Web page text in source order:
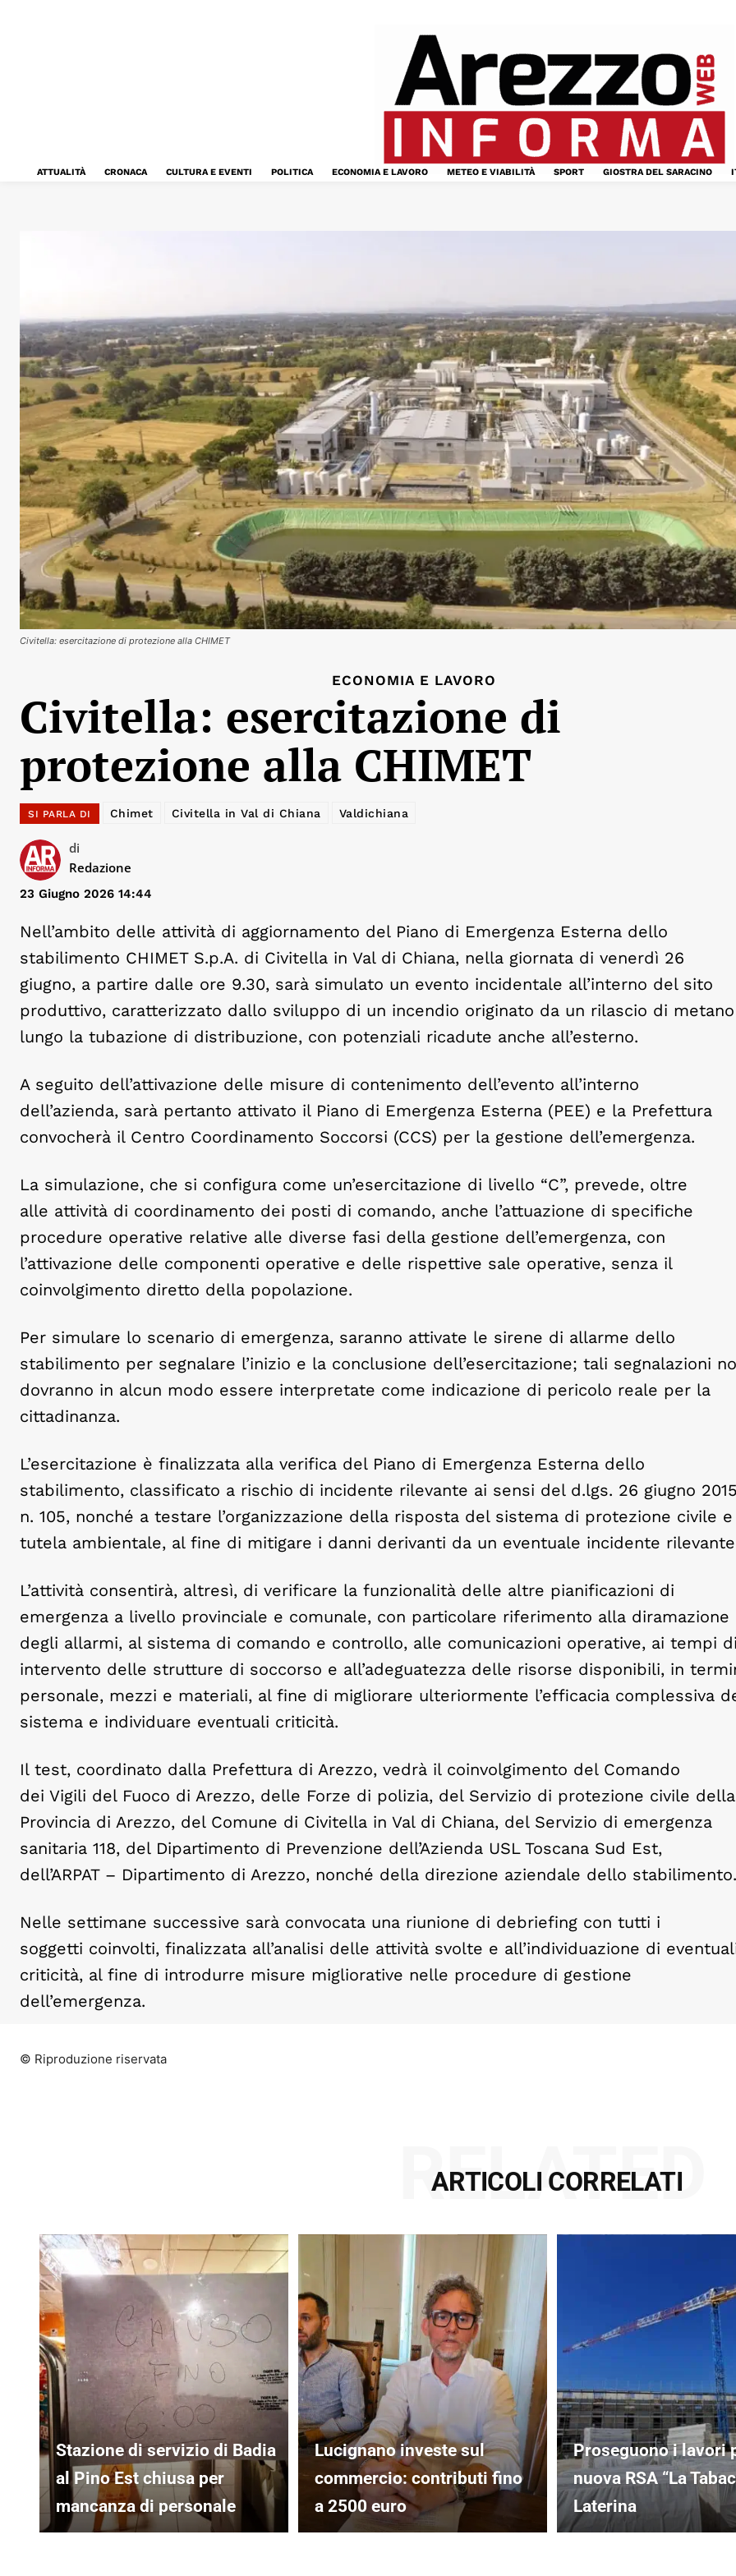
ATTUALITÀ CRONACA CULTURA E EVENTI POLITICA ECONOMIA E LAVORO METEO E VIABILITÀ SPORT GIOSTRA DEL SARACINO
Civitella: esercitazione di protezione alla CHIMET
ECONOMIA E LAVORO
Civitella: esercitazione di
protezione alla CHIMET
SI PARLA DI Chimet Civitella in Val di Chiana Valdichiana
di
Redazione
23 Giugno 2026 14:44
Nell’ambito delle attività di aggiornamento del Piano di Emergenza Esterna dello
stabilimento CHIMET S.p.A. di Civitella in Val di Chiana, nella giornata di venerdì 26
giugno, a partire dalle ore 9.30, sarà simulato un evento incidentale all’interno del sito
produttivo, caratterizzato dallo sviluppo di un incendio originato da un rilascio di metano
lungo la tubazione di distribuzione, con potenziali ricadute anche all’esterno.
A seguito dell’attivazione delle misure di contenimento dell’evento all’interno
dell’azienda, sarà pertanto attivato il Piano di Emergenza Esterna (PEE) e la Prefettura
convocherà il Centro Coordinamento Soccorsi (CCS) per la gestione dell’emergenza.
La simulazione, che si configura come un’esercitazione di livello “C”, prevede, oltre
alle attività di coordinamento dei posti di comando, anche l’attuazione di specifiche
procedure operative relative alle diverse fasi della gestione dell’emergenza, con
l’attivazione delle componenti operative e delle rispettive sale operative, senza il
coinvolgimento diretto della popolazione.
Per simulare lo scenario di emergenza, saranno attivate le sirene di allarme dello
stabilimento per segnalare l’inizio e la conclusione dell’esercitazione; tali segnalazioni
dovranno in alcun modo essere interpretate come indicazione di pericolo reale per la
cittadinanza.
L’esercitazione è finalizzata alla verifica del Piano di Emergenza Esterna dello
stabilimento, classificato a rischio di incidente rilevante ai sensi del d.lgs. 26 giugno
n. 105, nonché a testare l’organizzazione della risposta del sistema di protezione civile
tutela ambientale, al fine di mitigare i danni derivanti da un eventuale incidente
L’attività consentirà, altresì, di verificare la funzionalità delle altre pianificazioni di
emergenza a livello provinciale e comunale, con particolare riferimento alla diramazione
degli allarmi, al sistema di comando e controllo, alle comunicazioni operative, ai tempi
intervento delle strutture di soccorso e all’adeguatezza delle risorse disponibili, in
personale, mezzi e materiali, al fine di migliorare ulteriormente l’efficacia complessiva
sistema e individuare eventuali criticità.
Il test, coordinato dalla Prefettura di Arezzo, vedrà il coinvolgimento del Comando
dei Vigili del Fuoco di Arezzo, delle Forze di polizia, del Servizio di protezione civile della
Provincia di Arezzo, del Comune di Civitella in Val di Chiana, del Servizio di emergenza
sanitaria 118, del Dipartimento di Prevenzione dell’Azienda USL Toscana Sud Est,
dell’ARPAT – Dipartimento di Arezzo, nonché della direzione aziendale dello stabilimento.
Nelle settimane successive sarà convocata una riunione di debriefing con tutti i
soggetti coinvolti, finalizzata all’analisi delle attività svolte e all’individuazione di
criticità, al fine di introdurre misure migliorative nelle procedure di gestione
dell’emergenza.
© Riproduzione riservata
ARTICOLI CORRELATI
RELATED
Stazione di servizio di Badia
al Pino Est chiusa per
mancanza di personale
Lucignano investe sul
commercio: contributi fino
a 2500 euro
Proseguono i lavori
nuova RSA “La
Laterina